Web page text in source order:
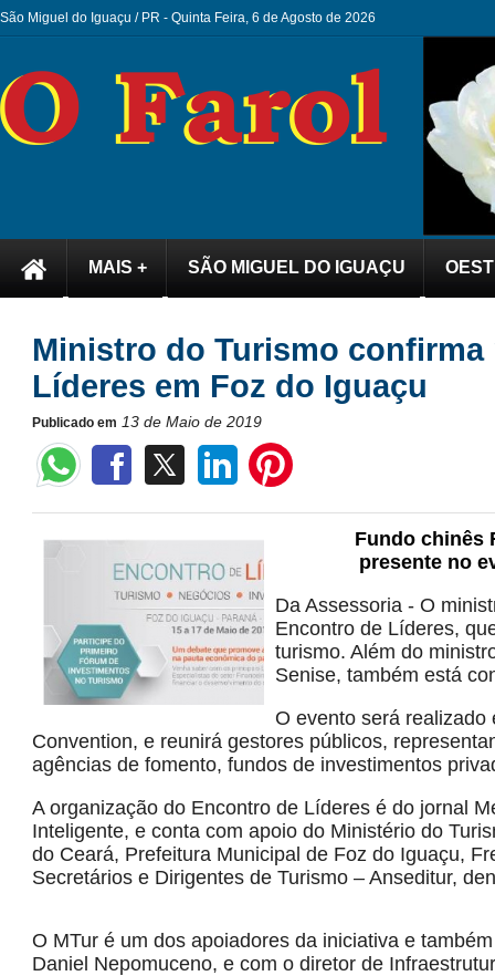
São Miguel do Iguaçu / PR - Quinta Feira, 6 de Agosto de 2026
MAIS + SÃO MIGUEL DO IGUAÇU
Ministro do Turismo
Líderes em Foz do Iguaçu
Publicado em 13 de Maio de 2019
Fundo chinês
presente no
Da Assessoria - O
Encontro de Líderes,
turismo. Além do
Senise, também está
O evento será realizado
Convention, e reunirá gestores públicos,
agências de fomento, fundos de investimentos
A organização do Encontro de Líderes é do jornal
Inteligente, e conta com apoio do Ministério do
do Ceará, Prefeitura Municipal de Foz do Iguaçu,
Secretários e Dirigentes de Turismo – Anseditur,
O MTur é um dos apoiadores da iniciativa e
Daniel Nepomuceno, e com o diretor de